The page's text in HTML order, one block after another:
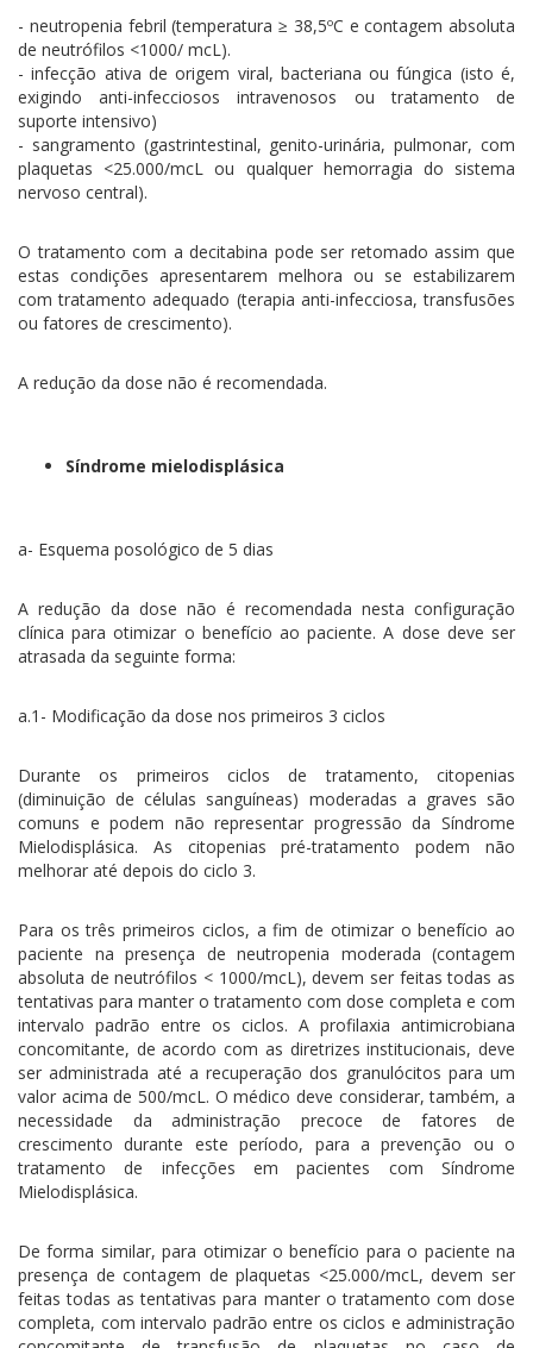
- neutropenia febril (temperatura ≥ 38,5ºC e contagem absoluta
de neutrófilos <1000/ mcL).
- infecção ativa de origem viral, bacteriana ou fúngica (isto é,
exigindo anti-infecciosos intravenosos ou tratamento de
suporte intensivo)
- sangramento (gastrintestinal, genito-urinária, pulmonar, com
plaquetas <25.000/mcL ou qualquer hemorragia do sistema
nervoso central).
O tratamento com a decitabina pode ser retomado assim que
estas condições apresentarem melhora ou se estabilizarem
com tratamento adequado (terapia anti-infecciosa, transfusões
ou fatores de crescimento).
A redução da dose não é recomendada.
Síndrome mielodisplásica
a- Esquema posológico de 5 dias
A redução da dose não é recomendada nesta configuração
clínica para otimizar o benefício ao paciente. A dose deve ser
atrasada da seguinte forma:
a.1- Modificação da dose nos primeiros 3 ciclos
Durante os primeiros ciclos de tratamento, citopenias
(diminuição de células sanguíneas) moderadas a graves são
comuns e podem não representar progressão da Síndrome
Mielodisplásica. As citopenias pré-tratamento podem não
melhorar até depois do ciclo 3.
Para os três primeiros ciclos, a fim de otimizar o benefício ao
paciente na presença de neutropenia moderada (contagem
absoluta de neutrófilos < 1000/mcL), devem ser feitas todas as
tentativas para manter o tratamento com dose completa e com
intervalo padrão entre os ciclos. A profilaxia antimicrobiana
concomitante, de acordo com as diretrizes institucionais, deve
ser administrada até a recuperação dos granulócitos para um
valor acima de 500/mcL. O médico deve considerar, também, a
necessidade da administração precoce de fatores de
crescimento durante este período, para a prevenção ou o
tratamento de infecções em pacientes com Síndrome
Mielodisplásica.
De forma similar, para otimizar o benefício para o paciente na
presença de contagem de plaquetas <25.000/mcL, devem ser
feitas todas as tentativas para manter o tratamento com dose
completa, com intervalo padrão entre os ciclos e administração